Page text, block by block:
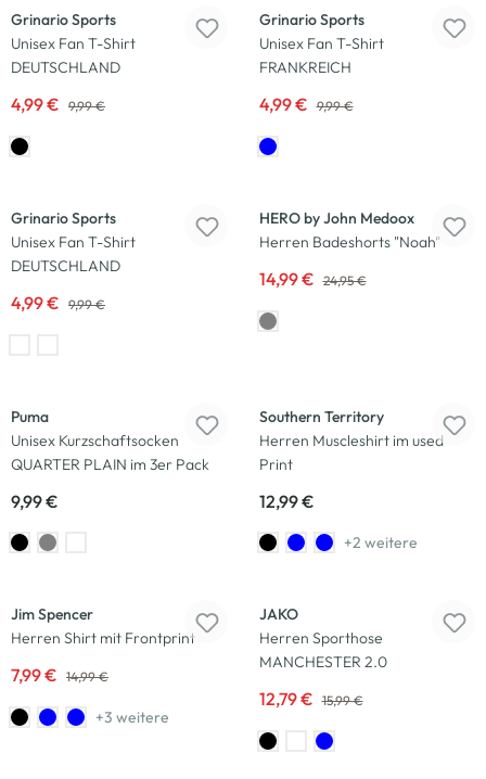
Grinario Sports
Unisex Fan T-Shirt
DEUTSCHLAND
4,99 € 9,99 €
Grinario Sports
Unisex Fan T-Shirt
FRANKREICH
4,99 € 9,99 €
Grinario Sports
Unisex Fan T-Shirt
DEUTSCHLAND
4,99 € 9,99 €
HERO by John Medoox
Herren Badeshorts "Noah"
14,99 € 24,95 €
Puma
Unisex Kurzschaftsocken
QUARTER PLAIN im 3er Pack
9,99 €
Southern Territory
Herren Muscleshirt im used
Print
12,99 €
+2 weitere
Jim Spencer
Herren Shirt mit Frontprint
7,99 € 14,99 €
+3 weitere
JAKO
Herren Sporthose
MANCHESTER 2.0
12,79 € 15,99 €